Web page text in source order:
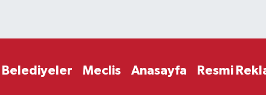
Belediyeler Meclis Anasayfa Resmi